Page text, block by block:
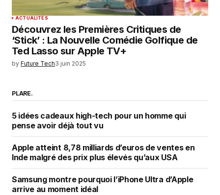
ACTUALITÉS
Découvrez les Premières Critiques de
‘Stick’ : La Nouvelle Comédie Golfique de
Ted Lasso sur Apple TV+
by Future Tech3 juin 2025
PLARE.
5 idées cadeaux high-tech pour un homme qui
pense avoir déjà tout vu
Apple atteint 8,78 milliards d’euros de ventes en
Inde malgré des prix plus élevés qu’aux USA
Samsung montre pourquoi l’iPhone Ultra d’Apple
arrive au moment idéal